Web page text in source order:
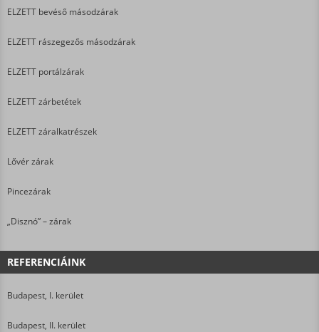
ELZETT bevéső másodzárak
ELZETT rászegezős másodzárak
ELZETT portálzárak
ELZETT zárbetétek
ELZETT záralkatrészek
Lővér zárak
Pincezárak
„Disznó” – zárak
REFERENCIÁINK
Budapest, I. kerület
Budapest, II. kerület